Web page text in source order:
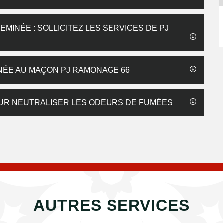
: SOLLICITEZ LES SERVICES DE PJ
AU MAÇON PJ RAMONAGE 66
NEUTRALISER LES ODEURS DE FUMÉES
AUTRES SERVICES